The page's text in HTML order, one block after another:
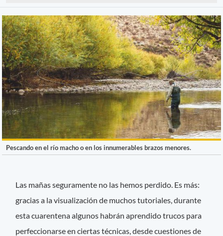
Pescando en el río macho o en los innumerables brazos menores.
Las mañas seguramente no las hemos perdido. Es más:
gracias a la visualización de muchos tutoriales, durante
esta cuarentena algunos habrán aprendido trucos para
perfeccionarse en ciertas técnicas, desde cuestiones de